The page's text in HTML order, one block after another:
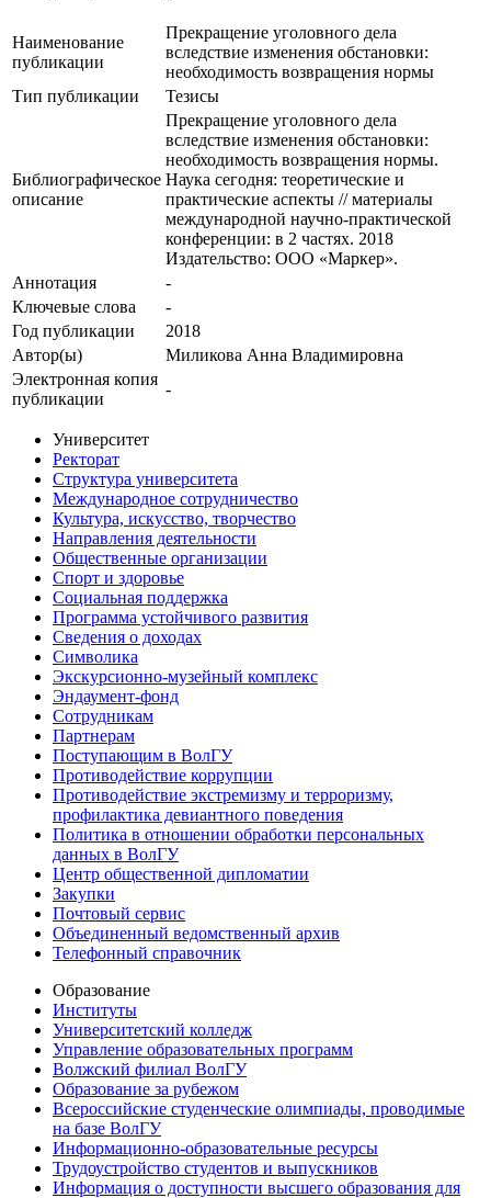
Наименование
публикации
Прекращение уголовного дела
вследствие изменения обстановки:
необходимость возвращения нормы
Тип публикации
Тезисы
Библиографическое
описание
Прекращение уголовного дела
вследствие изменения обстановки:
необходимость возвращения нормы.
Наука сегодня: теоретические и
практические аспекты // материалы
международной научно-практической
конференции: в 2 частях. 2018
Издательство: ООО «Маркер».
Аннотация
-
Ключевые cлова
-
Год публикации
2018
Автор(ы)
Миликова Анна Владимировна
Электронная копия
публикации
-
Университет
Ректорат
Структура университета
Международное сотрудничество
Культура, искусство, творчество
Направления деятельности
Общественные организации
Спорт и здоровье
Социальная поддержка
Программа устойчивого развития
Сведения о доходах
Символика
Экскурсионно-музейный комплекс
Эндаумент-фонд
Сотрудникам
Партнерам
Поступающим в ВолГУ
Противодействие коррупции
Противодействие экстремизму и терроризму,
профилактика девиантного поведения
Политика в отношении обработки персональных
данных в ВолГУ
Центр общественной дипломатии
Закупки
Почтовый сервис
Объединенный ведомственный архив
Телефонный справочник
Образование
Институты
Университетский колледж
Управление образовательных программ
Волжский филиал ВолГУ
Образование за рубежом
Всероссийские студенческие олимпиады, проводимые
на базе ВолГУ
Информационно-образовательные ресурсы
Трудоустройство студентов и выпускников
Информация о доступности высшего образования для